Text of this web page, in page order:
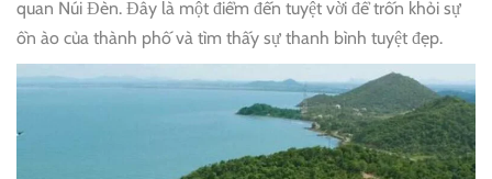
quan Núi Đèn. Đây là một điểm đến tuyệt vời để trốn khỏi sự
ồn ào của thành phố và tìm thấy sự thanh bình tuyệt đẹp.